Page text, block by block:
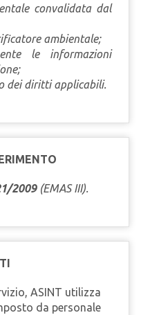
convalidata dal
ambientale;
le informazioni
dei diritti applicabili.
2009(EMAS III).
ASINT utilizza
da personale